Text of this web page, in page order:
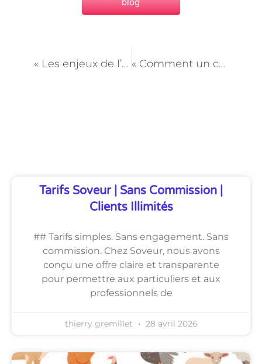
« Les enjeux de l’éducation bienveillante : l’expertise d’un coach parental à Paris » « Comment un coach parental à Paris peut vous aider à résoudre les conflits fraternels »
Tarifs Soveur | Sans Commission |
Clients Illimités
## Tarifs simples. Sans engagement. Sans
commission. Chez Soveur, nous avons
conçu une offre claire et transparente
pour permettre aux particuliers et aux
professionnels de
thierry gremillet 28 avril 2026